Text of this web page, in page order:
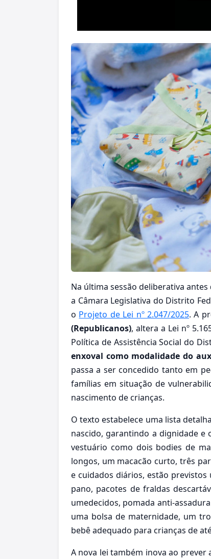
Na última sessão deliberativa
a Câmara Legislativa do Distrito
o Projeto de Lei nº 2.047/2025. A
(Republicanos), altera a Lei nº
Política de Assistência Social do
enxoval como modalidade do
passa a ser concedido tanto em
famílias em situação de
nascimento de crianças.
O texto estabelece uma lista
nascido, garantindo a dignidade
vestuário como dois bodies de
longos, um macacão curto, três
e cuidados diários, estão
pano, pacotes de fraldas
umedecidos, pomada anti-
uma bolsa de maternidade, um
bebê adequado para crianças de
A nova lei também inova ao